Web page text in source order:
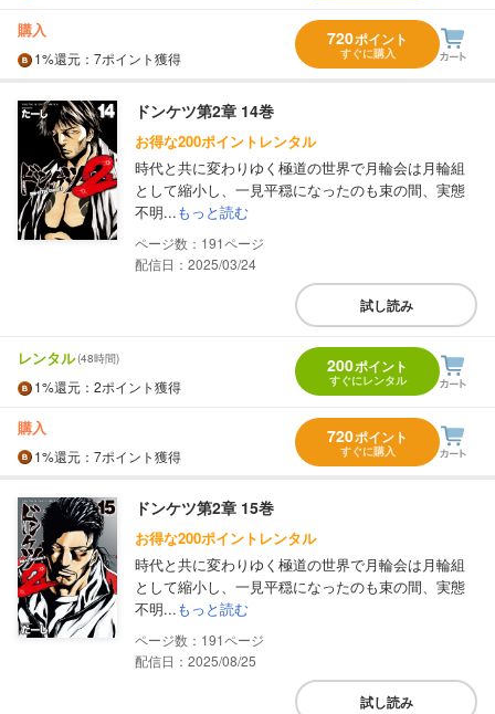
購入
1%還元 ：7ポイント獲得
720ポイント
すぐに購入
ドンケツ第2章 14巻
お得な200ポイントレンタル
時代と共に変わりゆく極道の世界で月輪会は月輪組
として縮小し、一見平穏になったのも束の間、実態
不明...もっと読む
191
配信日：2025/03/24
試し読み
レンタル(48時間)
1%還元 ：2ポイント獲得
200ポイント
すぐにレンタル
購入
1%還元 ：7ポイント獲得
720ポイント
すぐに購入
ドンケツ第2章 15巻
お得な200ポイントレンタル
時代と共に変わりゆく極道の世界で月輪会は月輪組
として縮小し、一見平穏になったのも束の間、実態
不明...もっと読む
191
配信日：2025/08/25
試し読み